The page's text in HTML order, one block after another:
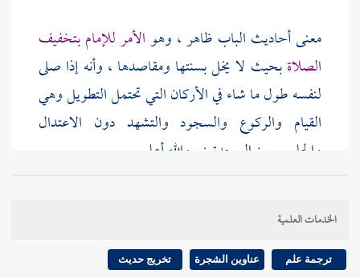
معنى أحاديث الباب ظاهر ، وهوالأمر للإمام بتخفيف
الصلاةبحيث لا يخل بسنتها ومقاصدها ، وأنه إذا صلى
لنفسه طول ما شاء في الأركان التي تحتمل التطويل وهي
القيام والركوع والسجود والتشهد دون الاعتدال
والجلوس بين السجدتين . والله أعلم .
قوله : ( إني لأتأخر عن صلاة الصبح من أجل فلان مما
يطيل بنا ) فيه جواز
عادة الإمام التطويل الكثير ، وفيه جوازذكر الإنسان
الخدمات العلمية
ترجمة علم عناوين الشجرة تخريج حديث